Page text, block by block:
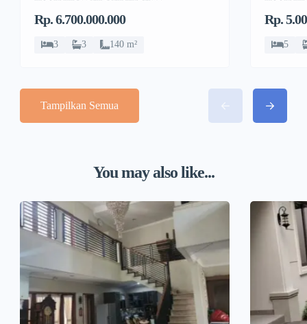
Sawit
Rp. 6.700.000.000
3 3 140 m²
Sawit
Rp.
5
Tampilkan Semua
You may also like...